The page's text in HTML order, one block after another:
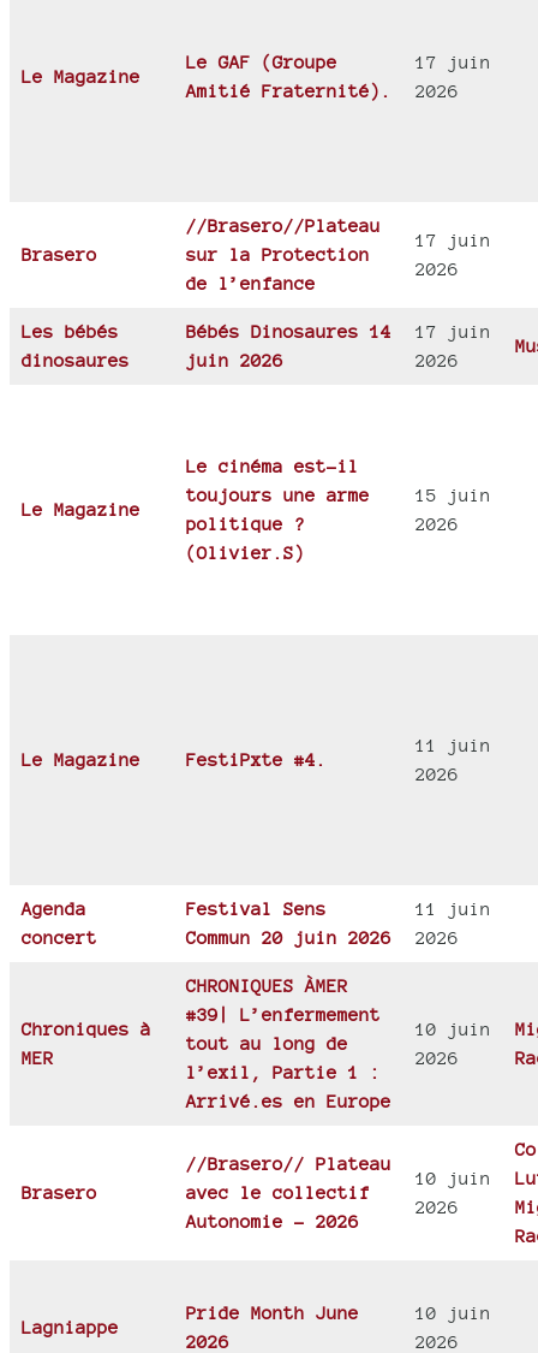
Le Magazine
Le GAF (Groupe
Amitié Fraternité).
17 juin
2026
Brasero
//Brasero//Plateau
sur la Protection
de l’enfance
17 juin
2026
Les bébés
dinosaures
Bébés Dinosaures 14
juin 2026
17 juin
2026
Le Magazine
Le cinéma est-il
toujours une arme
politique ?
(Olivier.S)
15 juin
2026
Le Magazine FestiPxte #4.
11 juin
2026
Agenda
concert
Festival Sens
Commun 20 juin 2026
11 juin
2026
Chroniques à
MER
CHRONIQUES ÀMER
#39| L’enfermement
tout au long de
l’exil, Partie 1 :
Arrivé.es en Europe
10 juin
2026
Brasero
//Brasero// Plateau
avec le collectif
Autonomie - 2026
10 juin
2026
Lagniappe
Pride Month June
2026
10 juin
2026